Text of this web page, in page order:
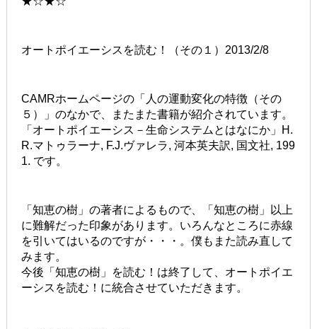
オートポイエーシスを読む！（その１）2013/2/8
CAMRホームページの「人の運動変化の特徴（その
５）」のなかで、またまた書籍が紹介されています。
「オートポイエーシス－生命システムとはなにか」H.
R.マトゥラーナ, F.J.ヴァレラ, 河本英夫訳, 国文社, 199
1. です。
「知恵の樹」の著者によるもので、「知恵の樹」以上
に難解だった印象があります。いろんなところに赤線
を引いてはいるのですが・・・。僕もまた読み直して
みます。
今後「知恵の樹」を読む！は終了して、オートポイエ
ーシスを読む！に統合させていただきます。